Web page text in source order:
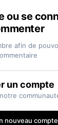
ou se
afin de
un compte
nouveau compte